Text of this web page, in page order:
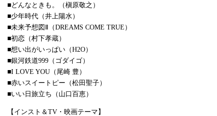
■どんなときも。（槇原敬之）
■少年時代（井上陽水）
■未来予想図Ⅱ（DREAMS COME TRUE）
■初恋（村下孝蔵）
■想い出がいっぱい（H2O）
■銀河鉄道999（ゴダイゴ）
■I LOVE YOU（尾崎 豊）
■赤いスイートピー（松田聖子）
■いい日旅立ち（山口百恵）
【インスト＆TV・映画テーマ】